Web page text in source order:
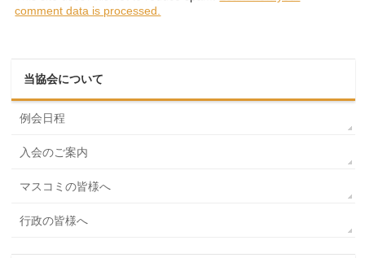
comment data is processed.
当協会について
例会日程
入会のご案内
マスコミの皆様へ
行政の皆様へ